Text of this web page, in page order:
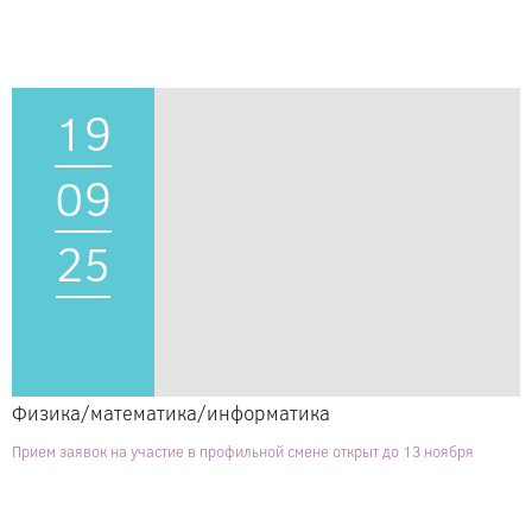
19
09
25
Физика/математика/информатика
Прием заявок на участие в профильной смене открыт до 13 ноября